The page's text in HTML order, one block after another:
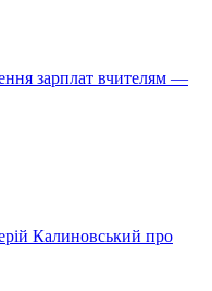
зарплат вчителям —
Калиновський про